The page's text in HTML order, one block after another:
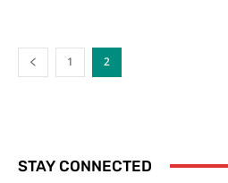
1 2
STAY CONNECTED